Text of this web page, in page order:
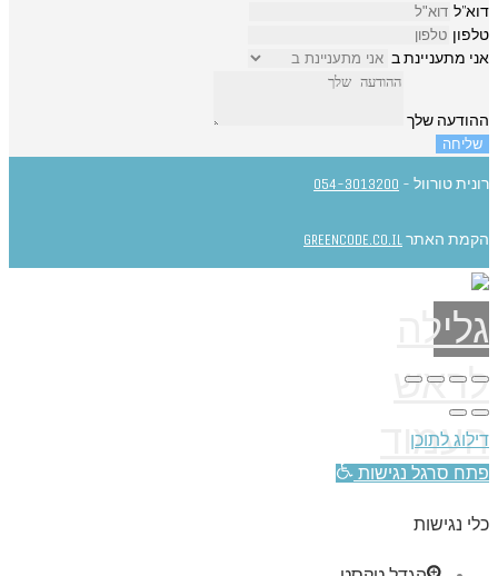
דוא"ל
טלפון
אני מתעניינת ב
ההודעה שלך
שליחה
רונית טורוול - 054-3013200
הקמת האתרGREENCODE.CO.IL
גלילה
לראש
העמוד
דילוג לתוכן
פתח סרגל נגישות
כלי נגישות